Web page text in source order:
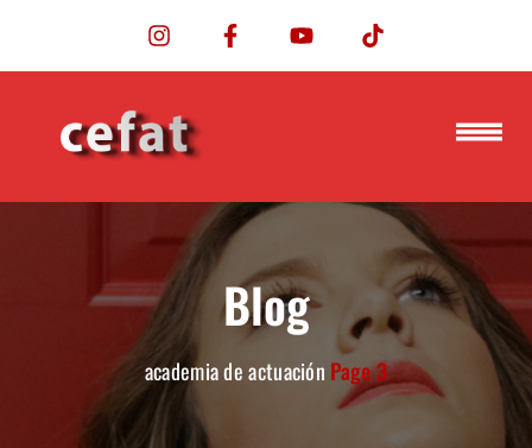
Blog
academia de actuación Page 3